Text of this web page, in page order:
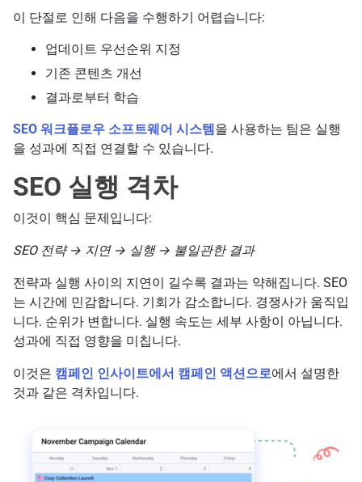
이 단절로 인해 다음을 수행하기 어렵습니다:
업데이트 우선순위 지정
기존 콘텐츠 개선
결과로부터 학습
SEO 워크플로우 소프트웨어 시스템 을 사용하는 팀은 실행
을 성과에 직접 연결할 수 있습니다.
SEO 실행 격차
이것이 핵심 문제입니다:
SEO 전략 → 지연 → 실행 → 불일관한 결과
전략과 실행 사이의 지연이 길수록 결과는 약해집니다. SEO
는 시간에 민감합니다. 기회가 감소합니다. 경쟁사가 움직입
니다. 순위가 변합니다. 실행 속도는 세부 사항이 아닙니다.
성과에 직접 영향을 미칩니다.
이것은 캠페인 인사이트에서 캠페인 액션으로에서 설명한
것과 같은 격차입니다.